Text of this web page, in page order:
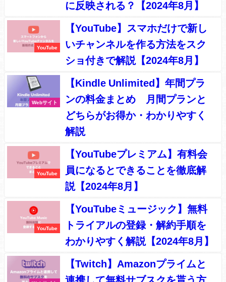
に反映される？【2024年8月】
YouTube
【YouTube】スマホだけで新し
いチャンネルを作る方法をスク
ショ付きで解説【2024年8月】
Webサイト
【Kindle Unlimited】年間プラ
ンの料金まとめ 月間プランと
どちらがお得か・わかりやすく
解説
YouTube
【YouTubeプレミアム】有料会
員になるとできることを徹底解
説【2024年8月】
YouTube
【YouTubeミュージック】無料
トライアルの登録・解約手順を
わかりやすく解説【2024年8月】
【Twitch】Amazonプライムと
連携して無料サブスクを貰う方